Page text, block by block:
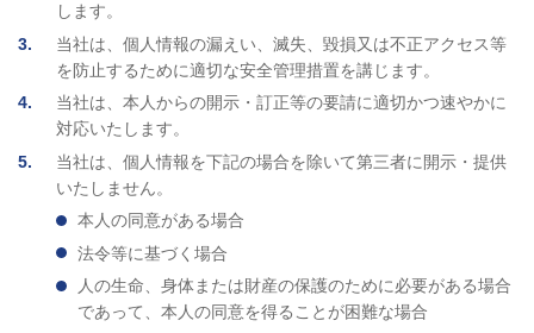
します。
3
当社は、個人情報の漏えい、滅失、毀損又は不正アクセス等
を防止するために適切な安全管理措置を講じます。
4
当社は、本人からの開示・訂正等の要請に適切かつ速やかに
対応いたします。
5
当社は、個人情報を下記の場合を除いて第三者に開示・提供
いたしません。
本人の同意がある場合
法令等に基づく場合
人の生命、身体または財産の保護のために必要がある場合
であって、本人の同意を得ることが困難な場合